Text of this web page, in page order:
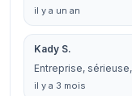
il y a un an
Kady S.
Entreprise,
il y a 3 mois